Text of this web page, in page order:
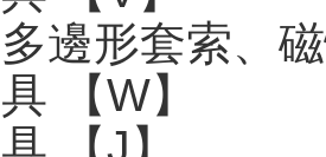
邊形套索、
【W】